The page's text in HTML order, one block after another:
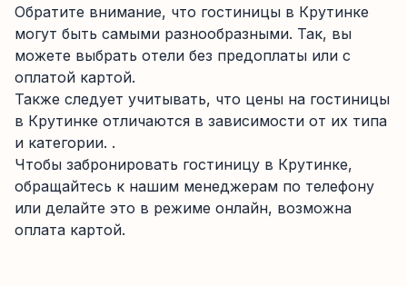
Обратите внимание, что гостиницы в Крутинке
могут быть самыми разнообразными. Так, вы
можете выбрать отели без предоплаты или с
оплатой картой.
Также следует учитывать, что цены на гостиницы
в Крутинке отличаются в зависимости от их типа
и категории. .
Чтобы забронировать гостиницу в Крутинке,
обращайтесь к нашим менеджерам по телефону
или делайте это в режиме онлайн, возможна
оплата картой.